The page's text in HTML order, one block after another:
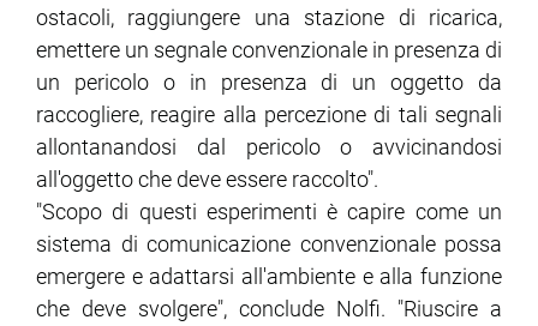
ostacoli, raggiungere una stazione di ricarica,
emettere un segnale convenzionale in presenza di
un pericolo o in presenza di un oggetto da
raccogliere, reagire alla percezione di tali segnali
allontanandosi dal pericolo o avvicinandosi
all'oggetto che deve essere raccolto".
"Scopo di questi esperimenti è capire come un
sistema di comunicazione convenzionale possa
emergere e adattarsi all'ambiente e alla funzione
che deve svolgere", conclude Nolfi. "Riuscire a